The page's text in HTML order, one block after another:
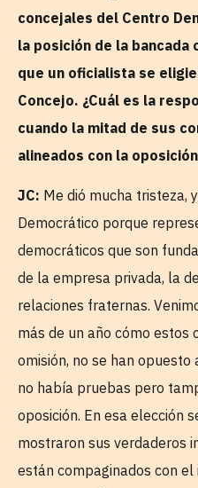
concejales del Centro
la posición de la
que un oficialista se
Concejo. ¿Cuál es la
cuando la mitad de sus
alineados con la
JC: Me dió mucha tristeza,
Democrático porque
democráticos que son
de la empresa privada, la
relaciones fraternas.
más de un año cómo estos
omisión, no se han
no había pruebas pero
oposición. En esa elección
mostraron sus verdaderos
están compaginados con